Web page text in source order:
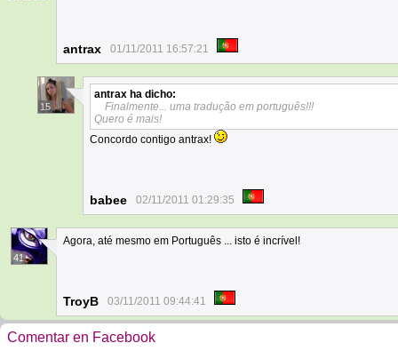
antrax 01/11/2011 16:57:21
15
antrax ha dicho:
Finalmente... uma tradução em português!!!
Quero é mais!
Concordo contigo antrax!
babee 02/11/2011 01:29:35
41
Agora, até mesmo em Português ... isto é incrível!
TroyB 03/11/2011 09:44:41
Comentar en Facebook